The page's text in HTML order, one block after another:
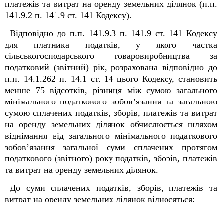
платежів та витрат на оренду земельних ділянок (п.п.
141.9.2 п. 141.9 ст. 141 Кодексу).
Відповідно до п.п. 141.9.3 п. 141.9 ст. 141 Кодексу
для платника податків, у якого частка
сільськогосподарського товаровиробництва за
податковий (звітний) рік, розрахована відповідно до
п.п. 14.1.262 п. 14.1 ст. 14 цього Кодексу, становить
менше 75 відсотків, різниця між сумою загального
мінімального податкового зобов’язання та загальною
сумою сплачених податків, зборів, платежів та витрат
на оренду земельних ділянок обчислюється шляхом
віднімання від загального мінімального податкового
зобов’язання загальної суми сплачених протягом
податкового (звітного) року податків, зборів, платежів
та витрат на оренду земельних ділянок.
До суми сплачених податків, зборів, платежів та
витрат на оренду земельних ділянок відносяться: